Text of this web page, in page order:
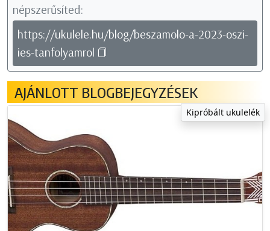
népszerűsíted:
https://ukulele.hu/blog/beszamolo-a-2023-oszi-
ies-tanfolyamrol
AJÁNLOTT BLOGBEJEGYZÉSEK
Kipróbált ukulelék